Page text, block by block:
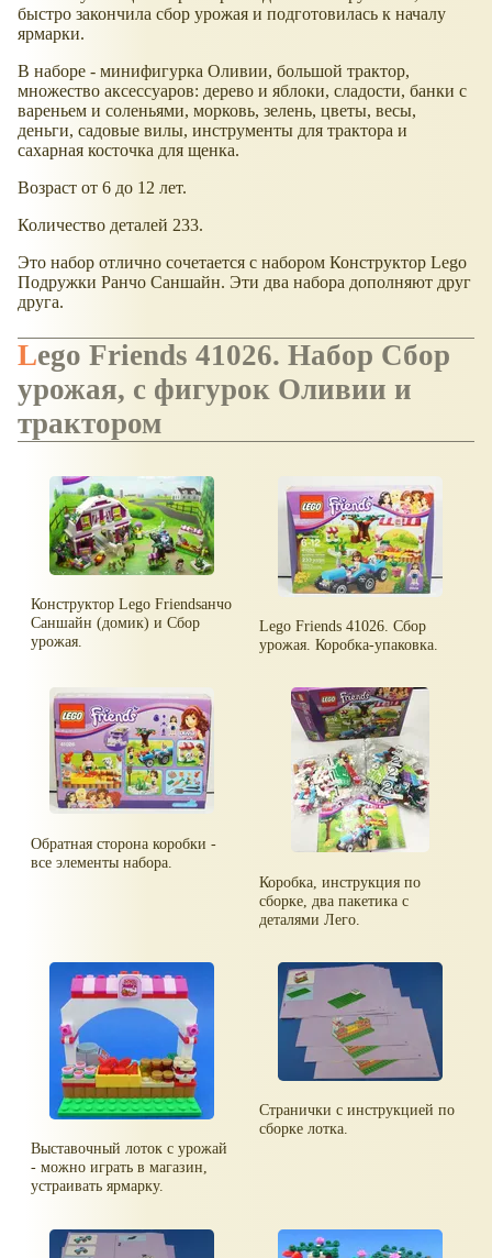
быстро закончила сбор урожая и подготовилась к началу
ярмарки.
В наборе - минифигурка Оливии, большой трактор,
множество аксессуаров: дерево и яблоки, сладости, банки с
вареньем и соленьями, морковь, зелень, цветы, весы,
деньги, садовые вилы, инструменты для трактора и
сахарная косточка для щенка.
Возраст от 6 до 12 лет.
Количество деталей 233.
Это набор отлично сочетается с набором Конструктор Lego
Подружки Ранчо Саншайн. Эти два набора дополняют друг
друга.
Lego Friends 41026. Набор Сбор
урожая, с фигурок Оливии и
трактором
Конструктор Lego Friendsанчо
Саншайн (домик) и Сбор
урожая.
Lego Friends 41026. Сбор
урожая. Коробка-упаковка.
Обратная сторона коробки -
все элементы набора.
Коробка, инструкция по
сборке, два пакетика с
деталями Лего.
Выставочный лоток с урожай
- можно играть в магазин,
устраивать ярмарку.
Странички с инструкцией по
сборке лотка.